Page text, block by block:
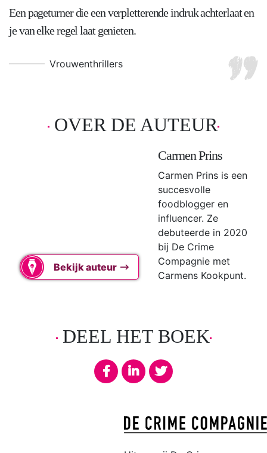
Een pageturner die een verpletterende indruk achterlaat en
je van elke regel laat genieten.
Vrouwenthrillers
OVER DE AUTEUR
Bekijk auteur
Carmen Prins
Carmen Prins is een
succesvolle
foodblogger en
influencer. Ze
debuteerde in 2020
bij De Crime
Compagnie met
Carmens Kookpunt.
DEEL HET BOEK